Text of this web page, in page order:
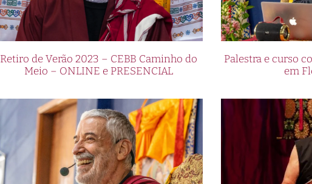
Retiro de Verão 2023 – CEBB Caminho do
Meio – ONLINE e PRESENCIAL
Palestra e curso
em